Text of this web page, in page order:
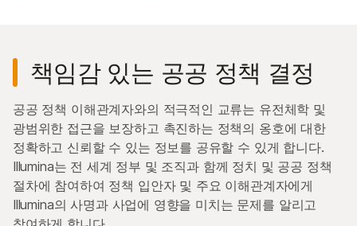
책임감 있는 공공 정책 결정
공공 정책 이해관계자와의 적극적인 교류는 유전체학 및
광범위한 접근을 보장하고 촉진하는 정책의 옹호에 대한
정확하고 신뢰할 수 있는 정보를 공유할 수 있게 합니다.
Illumina는 전 세계 정부 및 조직과 함께 정치 및 공공 정책
절차에 참여하여 정책 입안자 및 주요 이해관계자에게
Illumina의 사명과 사업에 영향을 미치는 문제를 알리고